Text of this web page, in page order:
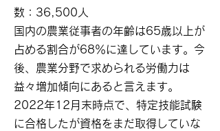
数：36,500人
国内の農業従事者の年齢は65歳以上が
占める割合が68％に達しています。今
後、農業分野で求められる労働力は
益々増加傾向にあると言えます。
2022年12月末時点で、特定技能試験
に合格したが資格をまだ取得していな